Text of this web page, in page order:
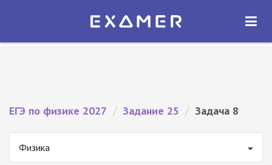
Экзамер — ЕГЭ 2027
ОТКРЫТЬ
ЕГЭ по физике 2027 / Задание 25 / Задача 8
Физика